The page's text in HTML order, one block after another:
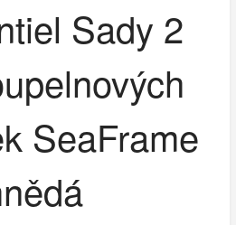
Sady 2
SeaFrame